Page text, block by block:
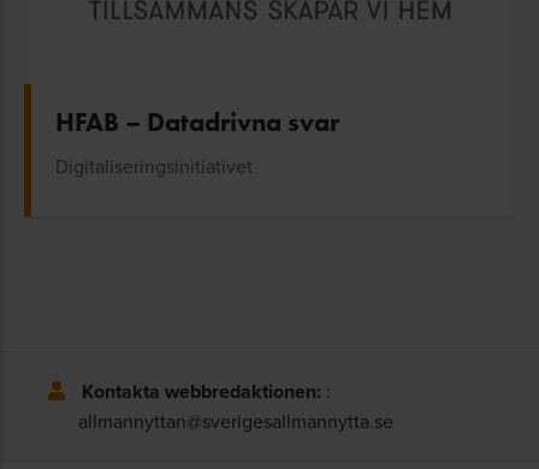
HFAB – Datadrivna svar
Digitaliseringsinitiativet
Kontakta webbredaktionen: :
allmannyttan@sverigesallmannytta.se